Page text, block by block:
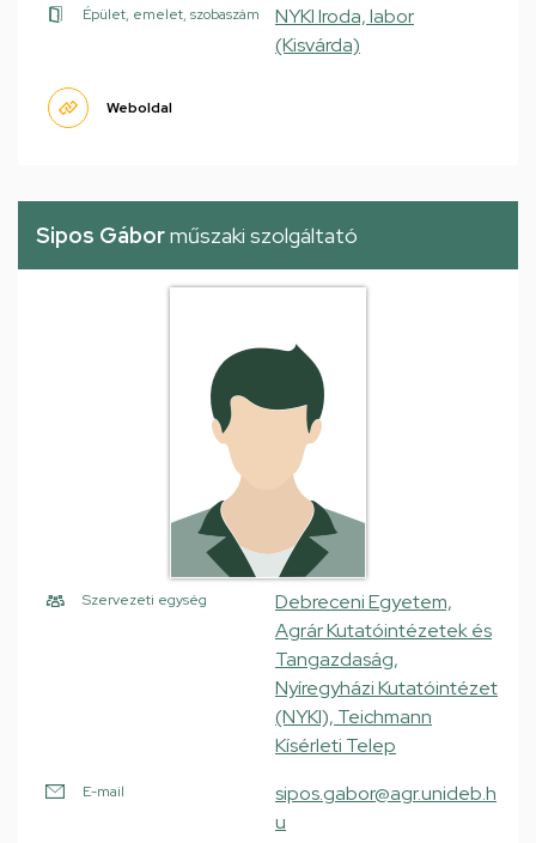
Épület, emelet, szobaszám
NYKI Iroda, labor
(Kisvárda)
Weboldal
Sipos Gáborműszaki szolgáltató
Szervezeti egység
Debreceni Egyetem,
Agrár Kutatóintézetek és
Tangazdaság,
Nyíregyházi Kutatóintézet
(NYKI), Teichmann
Kísérleti Telep
E-mail
sipos.gabor@agr.unideb.h
u